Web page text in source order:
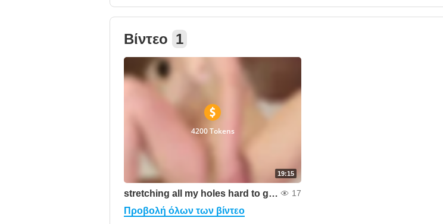
Βίντεο 1
19:15
4200 Tokens
stretching all my holes hard to get crazy orgazm 17
Προβολή όλων των βίντεο